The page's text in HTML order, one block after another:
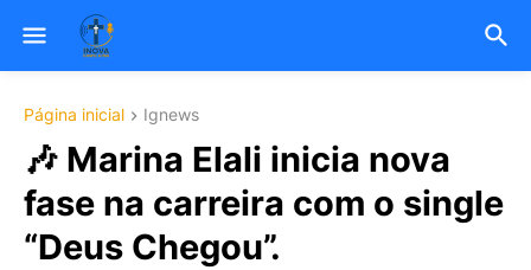
Página inicial Ignews
🎶 Marina Elali inicia nova
fase na carreira com o single
“Deus Chegou”.